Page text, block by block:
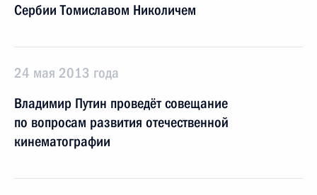
Сербии Томиславом Николичем
24 мая 2013 года
Владимир Путин проведёт совещание
по вопросам развития отечественной
кинематографии